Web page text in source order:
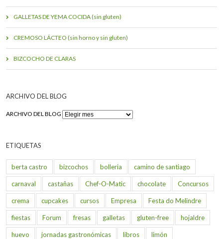
GALLETAS DE YEMA COCIDA (sin gluten)
CREMOSO LÁCTEO (sin horno y sin gluten)
BIZCOCHO DE CLARAS
ARCHIVO DEL BLOG
ARCHIVO DEL BLOG
ETIQUETAS
berta castro bizcochos bolleria camino de santiago
carnaval castañas Chef-O-Matic chocolate Concursos
crema cupcakes cursos Empresa Festa do Melindre
fiestas Forum fresas galletas gluten-free hojaldre
huevo jornadas gastronómicas libros limón